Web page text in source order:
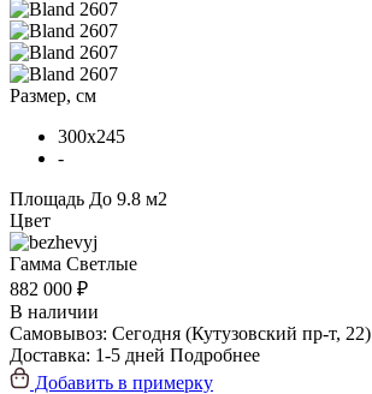
Размер, см
300x245
-
Площадь До 9.8 м2
Цвет
Гамма Светлые
882 000 ₽
В наличии
Самовывоз: Сегодня (Кутузовский пр-т, 22)
Доставка: 1-5 дней Подробнее
Добавить в примерку